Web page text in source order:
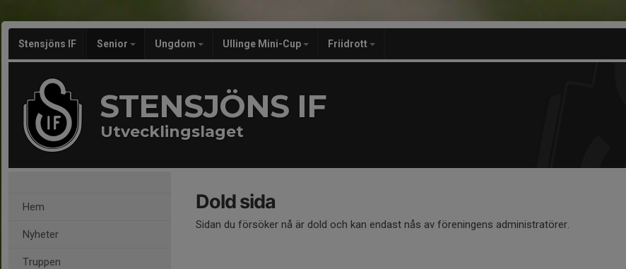
Stensjöns IF Senior Ungdom Ullinge Mini-Cup Friidrott
STENSJÖNS IF
Utvecklingslaget
Hem
Nyheter
Truppen
Dold sida
Sidan du försöker nå är dold och kan endast nås av föreningens administratörer.